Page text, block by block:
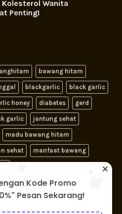
Wanita
Penting!
bawang hitam
blackgarlic black garlic
honey diabetes gerd
garlic jantung sehat
madu bawang hitam
sehat manfaat bawang
Kode Promo
Pesan Sekarang!